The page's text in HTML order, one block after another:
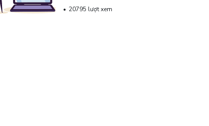
20795 lượt xem